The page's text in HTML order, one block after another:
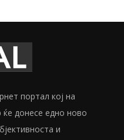
портал кој на
донесе едно ново
и